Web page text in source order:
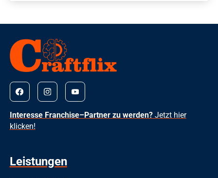
Interesse Franchise–Partner zu werden?Jetzt hier
klicken!
Leistungen